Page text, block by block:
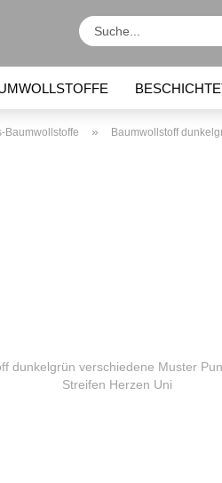
KINDERRUCKSÄCKE
Baumwollstoffe » Baumwollstoff